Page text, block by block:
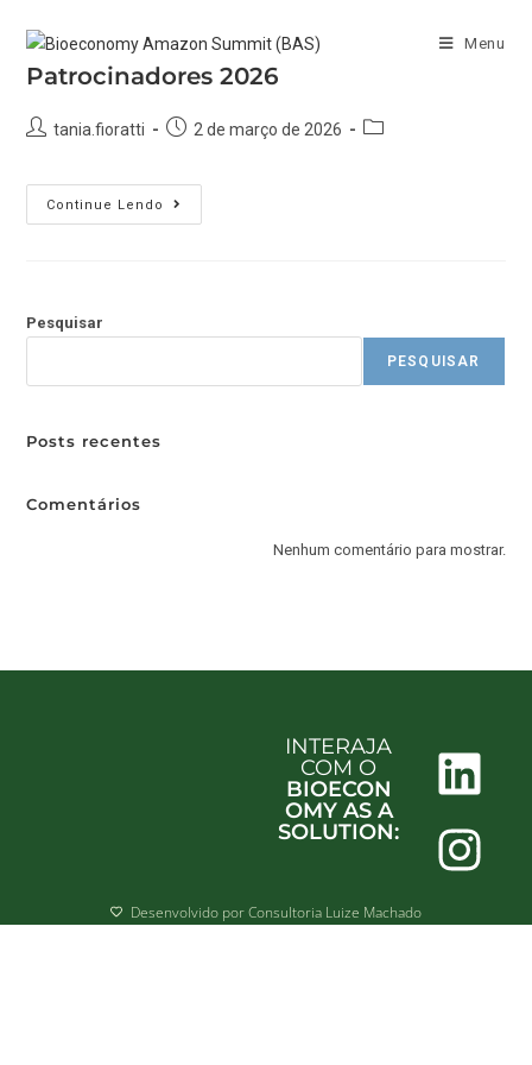
Menu
Patrocinadores 2026
tania.fioratti 2 de março de 2026
Continue Lendo
Pesquisar
PESQUISAR
Posts recentes
Comentários
Nenhum comentário para mostrar.
INTERAJA
COM O
BIOECON
OMY AS A
SOLUTION:
Desenvolvido por Consultoria Luize Machado